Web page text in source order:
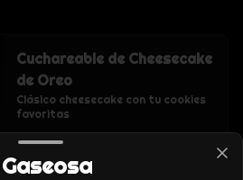
Cuchareable de Cheesecake
de Oreo
Clásico cheesecake con tu cookies
favoritas
S/ 18.00 S/ 28.00